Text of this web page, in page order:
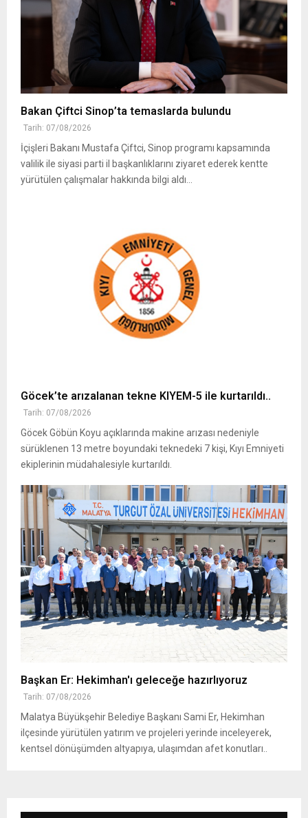
Bakan Çiftci Sinop’ta temaslarda bulundu
Tarih: 07/08/2026
İçişleri Bakanı Mustafa Çiftci, Sinop programı kapsamında
valilik ile siyasi parti il başkanlıklarını ziyaret ederek kentte
yürütülen çalışmalar hakkında bilgi aldı...
Göcek’te arızalanan tekne KIYEM-5 ile kurtarıldı..
Tarih: 07/08/2026
Göcek Göbün Koyu açıklarında makine arızası nedeniyle
sürüklenen 13 metre boyundaki teknedeki 7 kişi, Kıyı Emniyeti
ekiplerinin müdahalesiyle kurtarıldı.
Başkan Er: Hekimhan'ı geleceğe hazırlıyoruz
Tarih: 07/08/2026
Malatya Büyükşehir Belediye Başkanı Sami Er, Hekimhan
ilçesinde yürütülen yatırım ve projeleri yerinde inceleyerek,
kentsel dönüşümden altyapıya, ulaşımdan afet konutları..